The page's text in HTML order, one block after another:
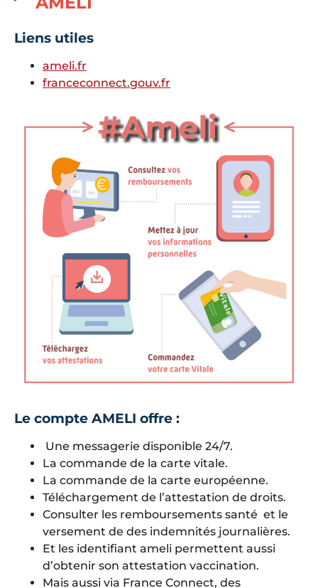
Liens utiles
ameli.fr
franceconnect.gouv.fr
Le compte AMELI offre :
Une messagerie disponible 24/7.
La commande de la carte vitale.
La commande de la carte européenne.
Téléchargement de l’attestation de droits.
Consulter les remboursements santé et le
versement de des indemnités journalières.
Et les identifiant ameli permettent aussi
d’obtenir son attestation vaccination.
Mais aussi via France Connect, des